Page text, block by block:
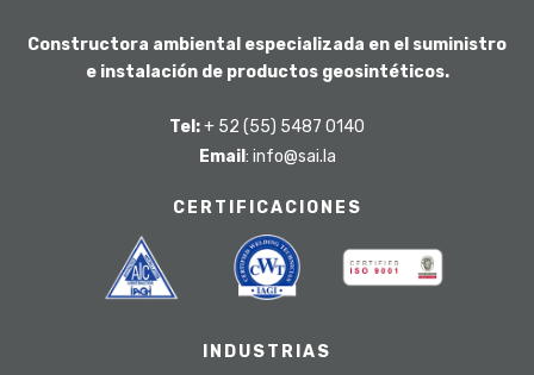
Constructora ambiental especializada en el suministro
e instalación de productos geosintéticos.
Tel:+ 52 (55) 5487 0140
Email : info@sai.la
CERTIFICACIONES
INDUSTRIAS